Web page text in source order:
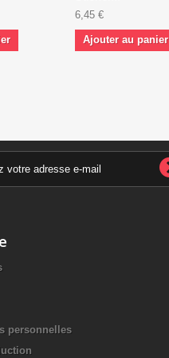
6,45 €
Ajouter au panier
personnelles